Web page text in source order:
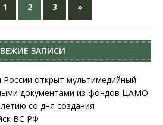
1 2 3 »
ЗАПИСИ
открыт мультимедийный
документами из фондов ЦАМО
со дня создания
ВС РФ